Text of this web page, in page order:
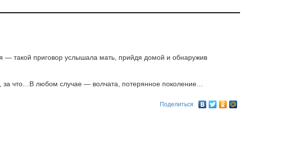
— такой приговор услышала мать, прийдя домой и обнаружив
за что…В любом случае — волчата, потерянное поколение…
Поделиться